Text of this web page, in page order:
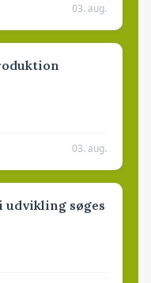
03. aug.
03. aug.
udvikling søges